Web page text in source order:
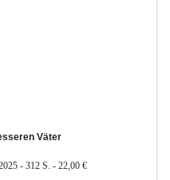
Väter
- 312 S. - 22,00 €